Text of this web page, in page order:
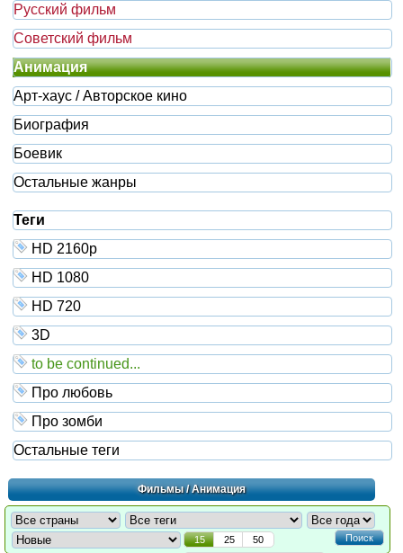
Русский фильм
Советский фильм
Анимация
Арт-хаус / Авторское кино
Биография
Боевик
Остальные жанры
Теги
HD 2160р
HD 1080
HD 720
3D
to be continued...
Про любовь
Про зомби
Остальные теги
Фильмы/ Анимация
Поиск
15 25
50